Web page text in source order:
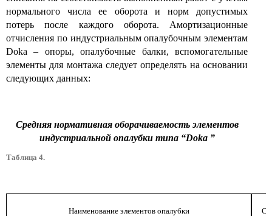
нормального числа ее оборота и норм допустимых
потерь после каждого оборота. Амортизационные
отчисления по индустриальным опалубочным элементам
Doka – опоры, опалубочные балки, вспомогательные
элементы для монтажа следует определять на основании
следующих данных:
Средняя нормативная оборачиваемость элементов
индустриальной опалубки типа “Doka”
Таблица 4.
Наименование элементов опалубки